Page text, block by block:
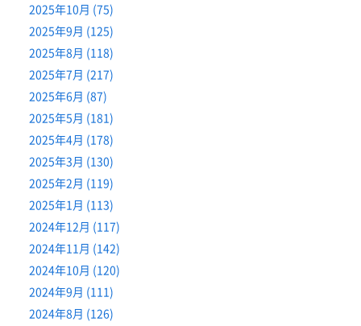
2025年10月 (75)
2025年9月 (125)
2025年8月 (118)
2025年7月 (217)
2025年6月 (87)
2025年5月 (181)
2025年4月 (178)
2025年3月 (130)
2025年2月 (119)
2025年1月 (113)
2024年12月 (117)
2024年11月 (142)
2024年10月 (120)
2024年9月 (111)
2024年8月 (126)